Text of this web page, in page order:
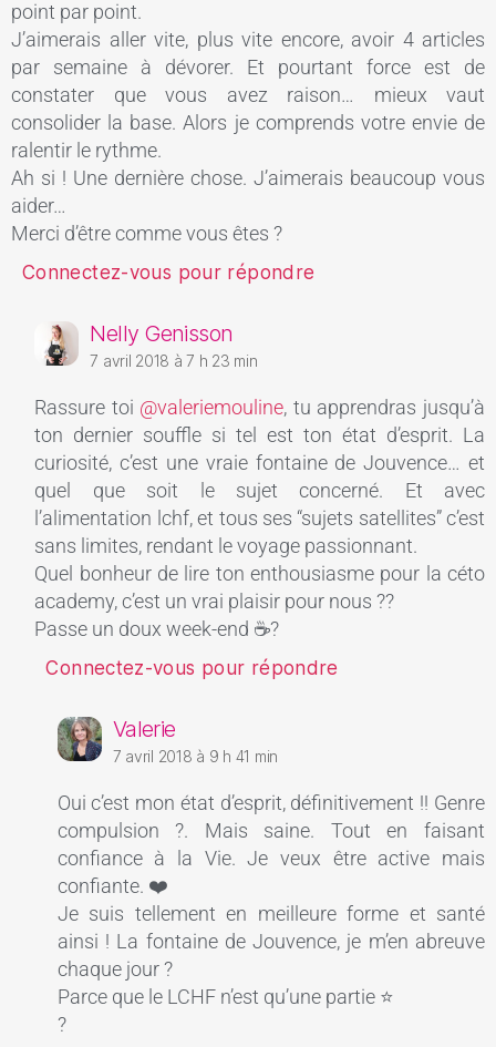
point par point.
J’aimerais aller vite, plus vite encore, avoir 4 articles
par semaine à dévorer. Et pourtant force est de
constater que vous avez raison… mieux vaut
consolider la base. Alors je comprends votre envie de
ralentir le rythme.
Ah si ! Une dernière chose. J’aimerais beaucoup vous
aider…
Merci d’être comme vous êtes ?
Connectez-vous pour répondre
Nelly Genisson
7 avril 2018 à 7 h 23 min
Rassure toi @valeriemouline, tu apprendras jusqu’à
ton dernier souffle si tel est ton état d’esprit. La
curiosité, c’est une vraie fontaine de Jouvence… et
quel que soit le sujet concerné. Et avec
l’alimentation lchf, et tous ses “sujets satellites” c’est
sans limites, rendant le voyage passionnant.
Quel bonheur de lire ton enthousiasme pour la céto
academy, c’est un vrai plaisir pour nous ??
Passe un doux week-end ☕?
Connectez-vous pour répondre
Valerie
7 avril 2018 à 9 h 41 min
Oui c’est mon état d’esprit, définitivement !! Genre
compulsion ?. Mais saine. Tout en faisant
confiance à la Vie. Je veux être active mais
confiante. ❤️
Je suis tellement en meilleure forme et santé
ainsi ! La fontaine de Jouvence, je m’en abreuve
chaque jour ?
Parce que le LCHF n’est qu’une partie ⭐️
?